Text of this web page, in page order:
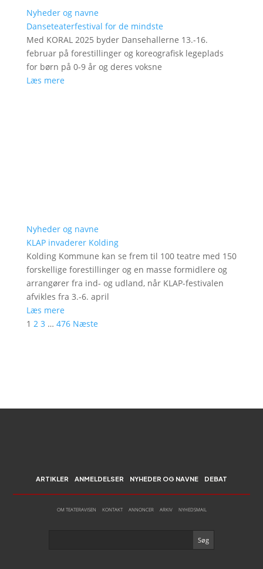
Nyheder og navne
Danseteaterfestival for de mindste
Med KORAL 2025 byder Dansehallerne 13.-16.
februar på forestillinger og koreografisk legeplads
for børn på 0-9 år og deres voksne
Læs mere
Nyheder og navne
KLAP invaderer Kolding
Kolding Kommune kan se frem til 100 teatre med 150
forskellige forestillinger og en masse formidlere og
arrangører fra ind- og udland, når KLAP-festivalen
afvikles fra 3.-6. april
Læs mere
1 2 3 … 476 Næste
ARTIKLER ANMELDELSER NYHEDER OG NAVNE DEBAT
OM TEATERAVISEN KONTAKT ANNONCER ARKIV NYHEDSMAIL